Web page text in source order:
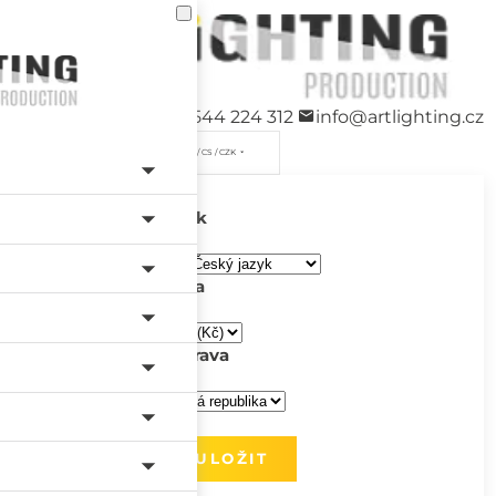
+420 544 224 312 info@artlighting.cz
/ CS / CZK
Jazyk
Měna
Doprava